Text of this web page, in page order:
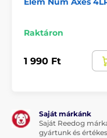
Raktáron
1 990 Ft
Saját márkánk
Saját Reedog
gyártunk és